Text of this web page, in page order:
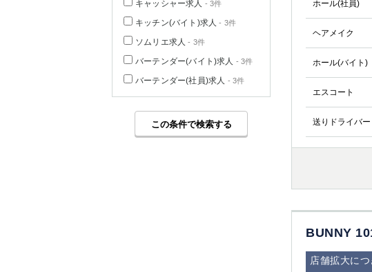
ホール(社員)
ヘアメイク
ホール(バイト)
エスコート
送りドライバー
BUNNY
店舗拡大に
キャッシャー求人 - 3件
キッチン(バイト)求人 - 3件
ソムリエ求人 - 3件
バーテンダー(バイト)求人 - 3件
バーテンダー(社員)求人 - 3件
この条件で検索する